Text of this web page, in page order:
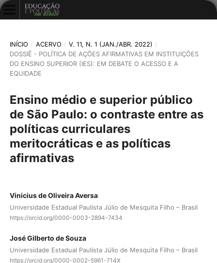
INÍCIO / ACERVO / V. 11, N. 1 (JAN./ABR. 2022) /
DOSSIÊ - POLÍTICA DE AÇÕES AFIRMATIVAS EM INSTITUIÇÕES
DO ENSINO SUPERIOR (IES): EM DEBATE O ACESSO E A
EQUIDADE
Ensino médio e superior público
de São Paulo: o contraste entre as
políticas curriculares
meritocráticas e as políticas
afirmativas
Vinicius de Oliveira Aversa
Universidade Estadual Paulista Júlio de Mesquita Filho – Brasil
https://orcid.org/0000-0003-2894-7434
José Gilberto de Souza
Universidade Estadual Paulista Júlio de Mesquita Filho – Brasil
https://orcid.org/0000-0002-5961-714X